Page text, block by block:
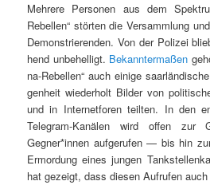
Mehrere Per­so­n­en aus dem
Rebellen“ störten die Ver­samm­lung
Demon­stri­eren­den. Von der Polizei
hend unbe­hel­ligt. Bekan­nter­maßen
na-Rebellen“ auch einige
gen­heit wieder­holt Bilder von
und in Inter­net­foren teil­ten. In den
Telegram-Kanälen wird offen zur
Gegner*innen aufgerufen — bis hin
Ermor­dung eines jun­gen
hat gezeigt, dass diesen Aufrufen